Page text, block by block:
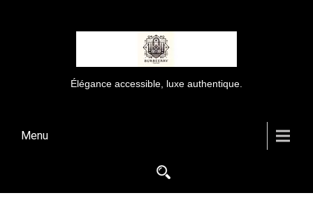
Élégance accessible, luxe authentique.
Menu